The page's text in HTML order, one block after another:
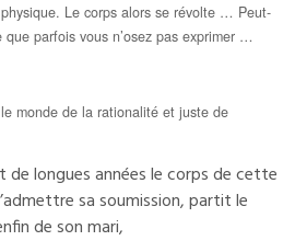
Le corps alors se révolte … Peut-
parfois vous n’osez pas exprimer …
monde de la rationalité et juste de
de longues années le corps de cette
sa soumission, partit le
de son mari,